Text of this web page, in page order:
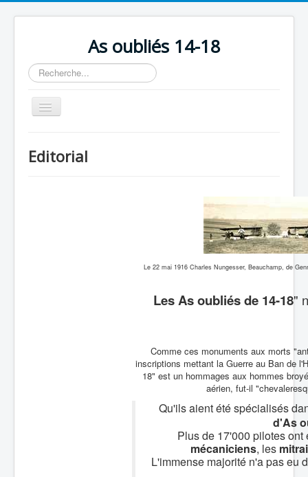
As oubliés 14-18
Rechercher
Basculer
la
Chronologie
Editorial
Le 22 mai 1916 Charles Nungesser, Beauchamp, de
Les As oubliés de 14-18"
Comme ces monuments aux morts
inscriptions mettant la Guerre au Ban de
18" est un hommages aux hommes
aérien, fut-il
Qu'ils aient été spécialisés
d'As
Plus de 17'000 pilotes
mécaniciens, les
L'immense majorité n'a pas eu